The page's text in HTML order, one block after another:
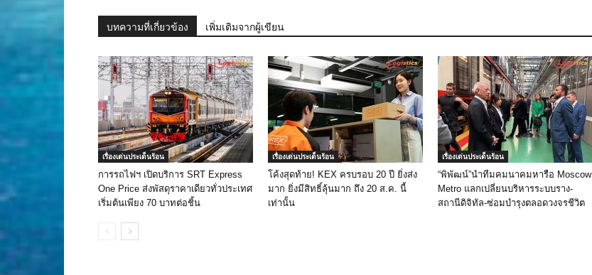
บทความที่เกี่ยวข้อง เพิ่มเติมจากผู้เขียน
เรื่องเด่นประเด็นร้อน
การรถไฟฯ เปิดบริการ SRT Express
One Price ส่งพัสดุราคาเดียวทั่วประเทศ
เริ่มต้นเพียง 70 บาทต่อชิ้น
เรื่องเด่นประเด็นร้อน
โค้งสุดท้าย! KEX ครบรอบ 20 ปี ยิ่งส่ง
มาก ยิ่งมีสิทธิ์ลุ้นมาก ถึง 20 ส.ค. นี้
เท่านั้น
เรื่องเด่นประเด็นร้อน
“พิพัฒน์”นำทีมคมนาคมหารือ Moscow
Metro แลกเปลี่ยนบริหารระบบราง-
สถานีดิจิทัล-ซ่อมบำรุงตลอดวงจรชีวิต